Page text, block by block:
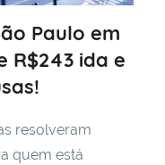
Paulo em
R$243 ida e
resolveram
quem está